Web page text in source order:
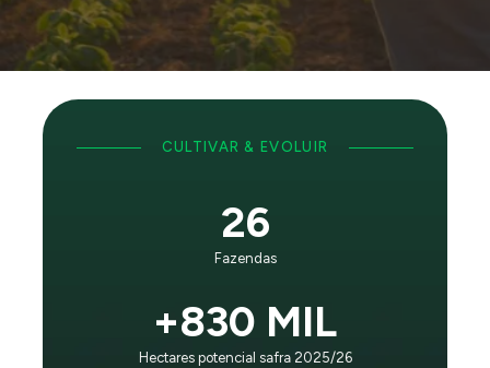
NOSSO
SONHO GRANDE
É o princípio que guia nosso negócio e evolução:
“Impactar positivamente gerações futuras, sendo líder
mundial em eficiência no negócio agrícola e respeito
CULTIVAR & EVOLUIR
26
Fazendas
+830 MIL
Hectares potencial safra 2025/26